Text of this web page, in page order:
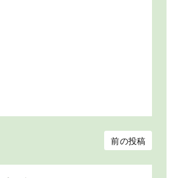
前の投稿